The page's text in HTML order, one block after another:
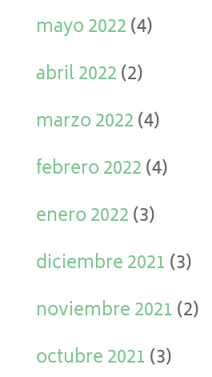
mayo 2022(4)
abril 2022(2)
marzo 2022(4)
febrero 2022(4)
enero 2022(3)
diciembre 2021 (3)
noviembre 2021 (2)
octubre 2021 (3)